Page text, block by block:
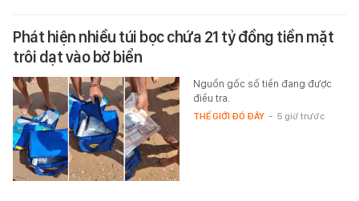
Phát hiện nhiều túi bọc chứa 21 tỷ đồng tiền mặt
trôi dạt vào bờ biển
Nguồn gốc số tiền đang được
điều tra.
THẾ GIỚI ĐÓ ĐÂY - 5 giờ trước